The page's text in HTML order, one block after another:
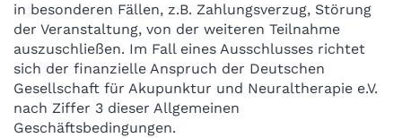
in besonderen Fällen, z.B. Zahlungsverzug, Störung
der Veranstaltung, von der weiteren Teilnahme
auszuschließen. Im Fall eines Ausschlusses richtet
sich der finanzielle Anspruch der Deutschen
Gesellschaft für Akupunktur und Neuraltherapie e.V.
nach Ziffer 3 dieser Allgemeinen
Geschäftsbedingungen.